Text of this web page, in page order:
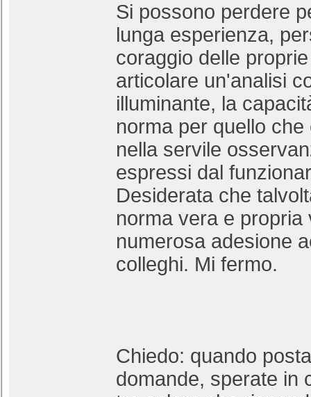
Si possono perdere
lunga esperienza,
coraggio delle
articolare un'analisi
illuminante, la
norma per quello
nella servile
espressi dal
Desiderata che
norma vera e propria
numerosa adesione
colleghi. Mi fermo.
Chiedo: quando
domande, sperate in